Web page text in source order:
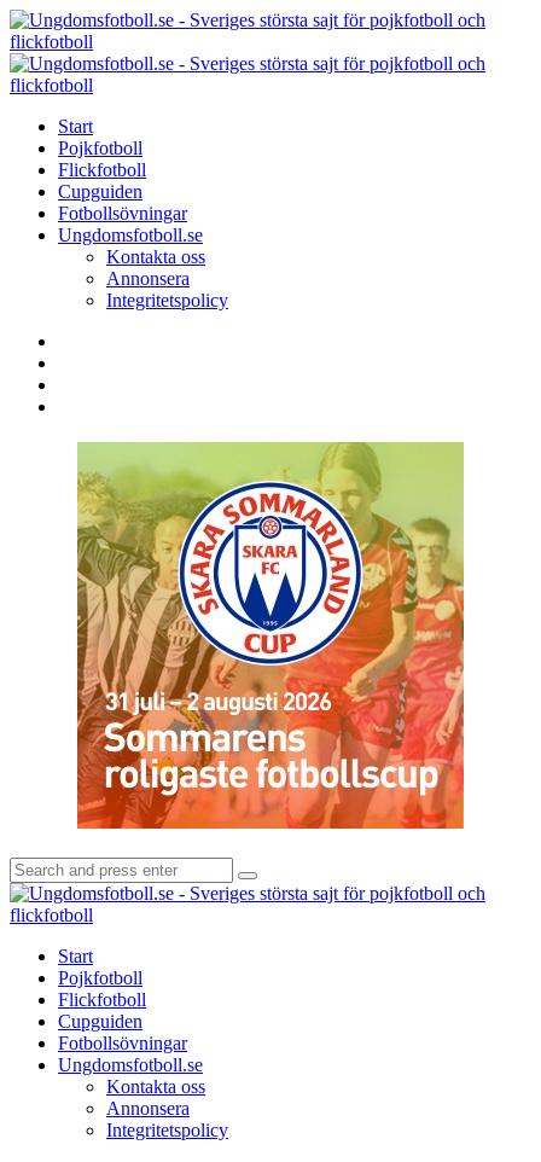
Menu
Search
Menu
Start
Pojkfotboll
Flickfotboll
Cupguiden
Fotbollsövningar
Ungdomsfotboll.se
Kontakta oss
Annonsera
Integritetspolicy
Search
for:
Search
Start
Pojkfotboll
Flickfotboll
Cupguiden
Fotbollsövningar
Ungdomsfotboll.se
Kontakta oss
Annonsera
Integritetspolicy